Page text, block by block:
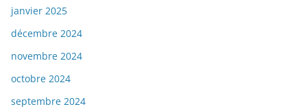
janvier 2025
décembre 2024
novembre 2024
octobre 2024
septembre 2024